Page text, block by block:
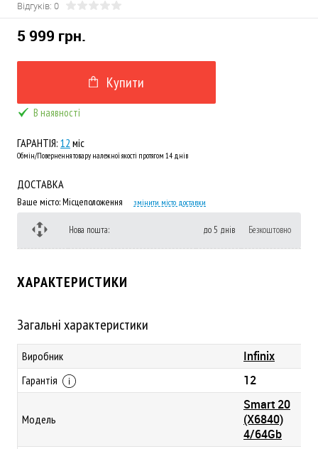
Відгуків: 0
5 999 грн.
Купити
В наявності
ГАРАНТІЯ: 12 міс
Обмін/Повернення товару належної якості протягом 14 днів
ДОСТАВКА
Ваше місто:Місцеположення змінити місто доставки
Нова пошта: до 5 днів Безкоштовно
ХАРАКТЕРИСТИКИ
Загальні характеристики
Виробник Infinix
Гарантія 12
Модель
Smart 20
(X6840)
4/64Gb